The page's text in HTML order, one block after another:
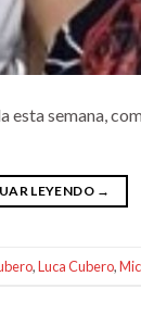
semana,
LEYENDO →
,Luca Cubero,